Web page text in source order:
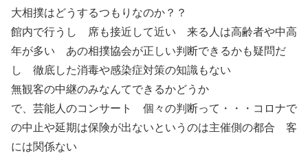
大相撲はどうするつもりなのか？？
館内で行うし 席も接近して近い 来る人は高齢者や中高
年が多い あの相撲協会が正しい判断できるかも疑問だ
し 徹底した消毒や感染症対策の知識もない
無観客の中継のみなんてできるかどうか
で、芸能人のコンサート 個々の判断って・・・コロナで
の中止や延期は保険が出ないというのは主催側の都合 客
には関係ない